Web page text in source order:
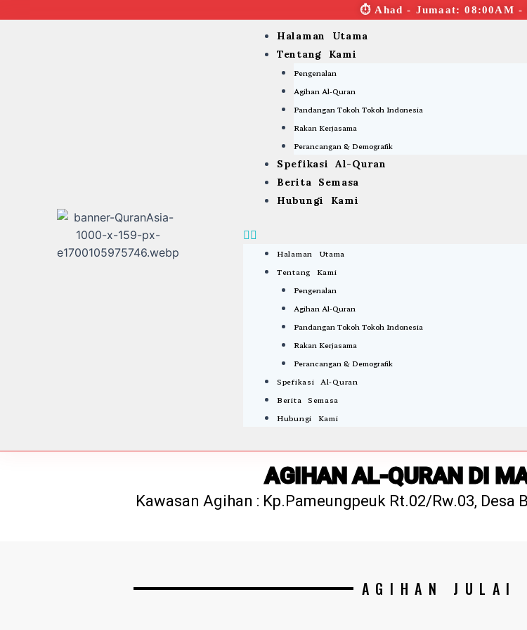
⏱︎ Ahad - Jumaat:
Halaman Utama
Tentang Kami
Pengenalan
Agihan Al-Quran
Pandangan Tokoh Tokoh Indonesia
Rakan Kerjasama
Perancangan & Demografik
Spefikasi Al-Quran
Berita Semasa
Hubungi Kami
Menu
Halaman Utama
Tentang Kami
Pengenalan
Agihan Al-Quran
Pandangan Tokoh Tokoh Indonesia
Rakan Kerjasama
Perancangan & Demografik
Spefikasi Al-Quran
Berita Semasa
Hubungi Kami
AGIHAN AL-QURAN DI
Kawasan Agihan : Kp.Pameungpeuk Rt.02/Rw.03,
AGIHAN JULAI